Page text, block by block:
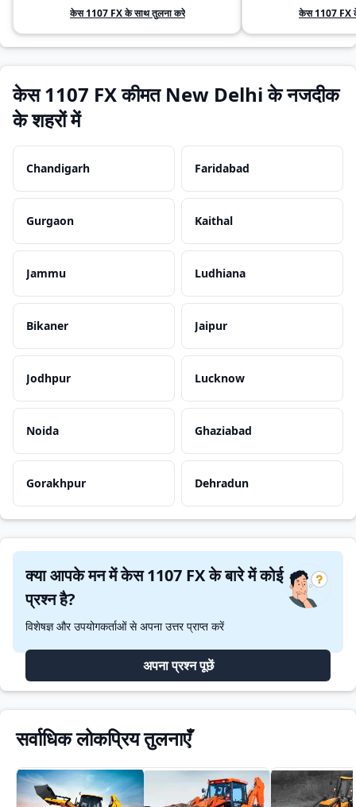
केस 1107 FX के साथ तुलना करे केस 1107 FX
केस 1107 FX कीमत New Delhi के नजदीक
के शहरों में
Chandigarh Faridabad
Gurgaon Kaithal
Jammu Ludhiana
Bikaner Jaipur
Jodhpur Lucknow
Noida Ghaziabad
Gorakhpur Dehradun
क्या आपके मन में केस 1107 FX के बारे में कोई
प्रश्न है?
विशेषज्ञ और उपयोगकर्ताओं से अपना उत्तर प्राप्त करें
अपना प्रश्न पूछें
सर्वाधिक लोकप्रिय तुलनाएँ